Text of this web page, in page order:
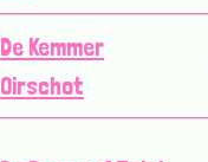
De Kemmer
Oirschot